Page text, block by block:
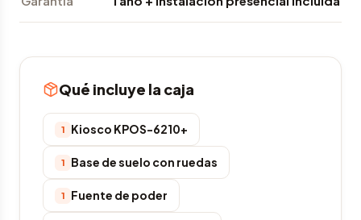
Qué incluye la caja
1 Kiosco KPOS-6210+
1 Base de suelo con ruedas
1 Fuente de poder